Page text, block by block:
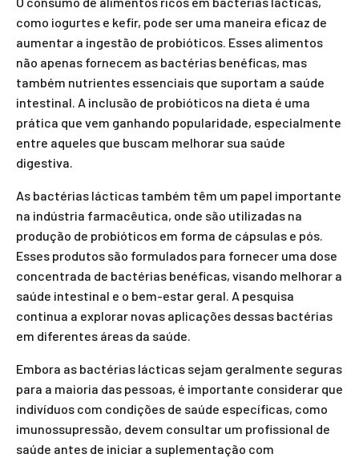
como iogurtes e kefir, pode ser uma maneira eficaz de
aumentar a ingestão de probióticos. Esses alimentos
não apenas fornecem as bactérias benéficas, mas
também nutrientes essenciais que suportam a saúde
intestinal. A inclusão de probióticos na dieta é uma
prática que vem ganhando popularidade, especialmente
entre aqueles que buscam melhorar sua saúde
digestiva.
As bactérias lácticas também têm um papel importante
na indústria farmacêutica, onde são utilizadas na
produção de probióticos em forma de cápsulas e pós.
Esses produtos são formulados para fornecer uma dose
concentrada de bactérias benéficas, visando melhorar a
saúde intestinal e o bem-estar geral. A pesquisa
continua a explorar novas aplicações dessas bactérias
em diferentes áreas da saúde.
Embora as bactérias lácticas sejam geralmente seguras
para a maioria das pessoas, é importante considerar que
indivíduos com condições de saúde específicas, como
imunossupressão, devem consultar um profissional de
saúde antes de iniciar a suplementação com